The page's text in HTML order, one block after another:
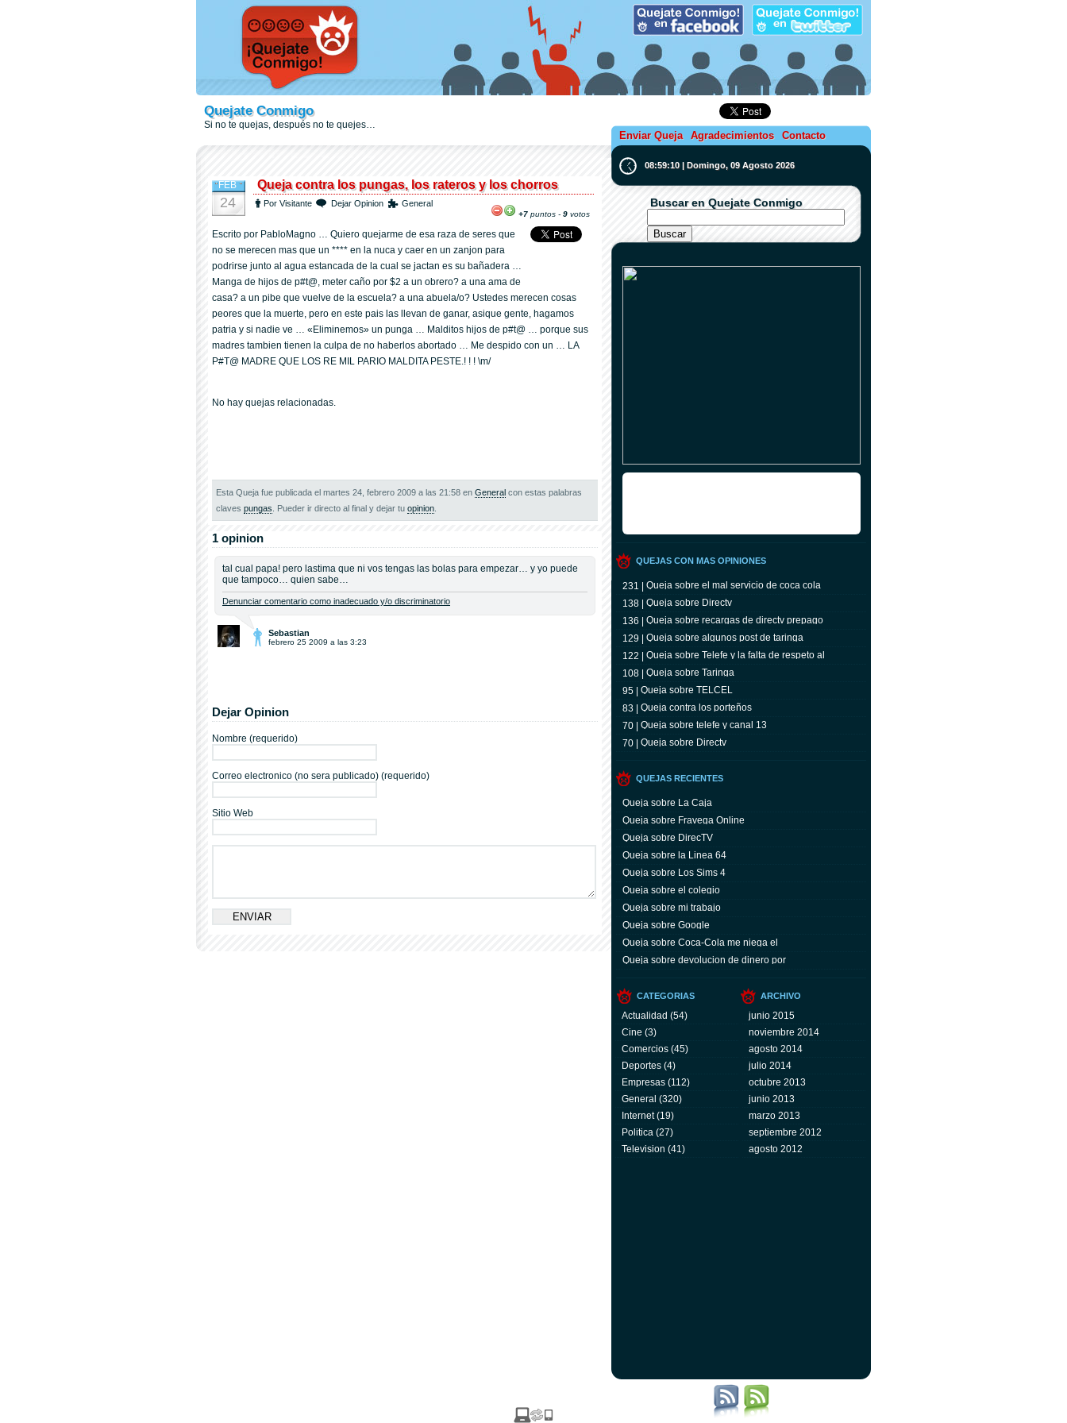
Quejate Conmigo
Si no te quejas, después no te quejes…
Enviar Queja Agradecimientos Contacto
FEB
24
Queja contra los pungas, los rateros y los chorros
Por Visitante Dejar Opinion General
+7 puntos - 9 votos
Escrito por PabloMagno … Quiero quejarme de esa raza de seres que
no se merecen mas que un **** en la nuca y caer en un zanjon para
podrirse junto al agua estancada de la cual se jactan es su bañadera …
Manga de hijos de p#t@, meter caño por $2 a un obrero? a una ama de
casa? a un pibe que vuelve de la escuela? a una abuela/o? Ustedes merecen cosas
peores que la muerte, pero en este pais las llevan de ganar, asique gente, hagamos
patria y si nadie ve … «Eliminemos» un punga … Malditos hijos de p#t@ … porque sus
madres tambien tienen la culpa de no haberlos abortado … Me despido con un … LA
P#T@ MADRE QUE LOS RE MIL PARIO MALDITA PESTE.! ! ! \m/
No hay quejas relacionadas.
Esta Queja fue publicada el martes 24, febrero 2009 a las 21:58 en General con estas palabras
claves pungas . Pueder ir directo al final y dejar tu opinion
1 opinion
tal cual papa! pero lastima que ni vos tengas las bolas para empezar… y yo puede
que tampoco… quien sabe…
Denunciar comentario como inadecuado y/o discriminatorio
Sebastian
febrero 25 2009 a las 3:23
Dejar Opinion
Nombre (requerido)
Correo electronico (no sera publicado) (requerido)
Sitio Web
08:59:11 | Domingo, 09 Agosto 2026
Buscar en Quejate Conmigo
QUEJAS CON MAS OPINIONES
231 | Queja sobre el mal servicio de coca cola
138 | Queja sobre Directv
136 | Queja sobre recargas de directv prepago
129 | Queja sobre algunos post de taringa
122 | Queja sobre Telefe y la falta de respeto al
televidente
108 | Queja sobre Taringa
95 | Queja sobre TELCEL
83 | Queja contra los porteños
70 | Queja sobre telefe y canal 13
70 | Queja sobre Directv
QUEJAS RECIENTES
Queja sobre La Caja
Queja sobre Fravega Online
Queja sobre DirecTV
Queja sobre la Linea 64
Queja sobre Los Sims 4
Queja sobre el colegio
Queja sobre mi trabajo
Queja sobre Google
Queja sobre Coca-Cola me niega el
servicio y facturas
Queja sobre devolucion de dinero por
CATEGORIAS ARCHIVO
Actualidad (54)
Cine (3)
Comercios (45)
Deportes (4)
Empresas (112)
General (320)
Internet(19)
Politica (27)
Television (41)
junio 2015
noviembre 2014
agosto 2014
julio 2014
octubre 2013
junio 2013
marzo 2013
septiembre 2012
agosto 2012